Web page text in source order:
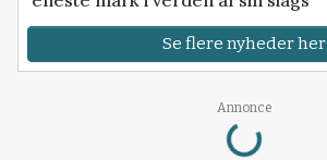
Se flere nyheder her
Annonce
Loading...